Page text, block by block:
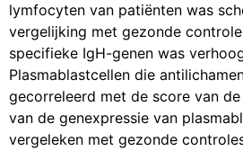
lymfocyten van patiënten was
vergelijking met gezonde
specifieke IgH-genen was
Plasmablastcellen die
gecorreleerd met de score van
van de genexpressie van
vergeleken met gezonde